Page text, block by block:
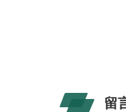
留